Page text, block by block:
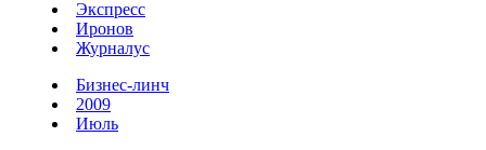
Экспресс
Иронов
Журналус
Бизнес-линч
2009
Июль